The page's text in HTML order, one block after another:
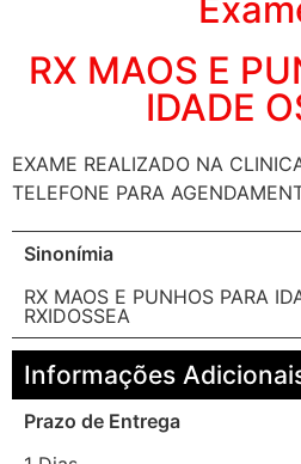
RX MAOS E
IDADE
EXAME REALIZADO NA
TELEFONE PARA
Sinonímia
RX MAOS E PUNHOS PARA
RXIDOSSEA
Informações
Prazo de Entrega